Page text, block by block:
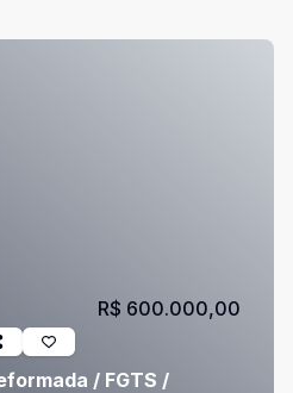
/ FGTS /
R$ 600.000,00